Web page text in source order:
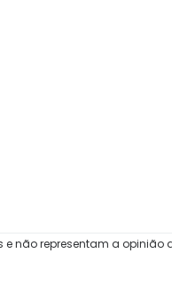
não representam a opinião